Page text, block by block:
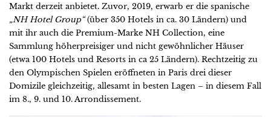
Markt derzeit anbietet. Zuvor, 2019, erwarb er die spanische
„NH Hotel Group“(über 350 Hotels in ca. 30 Ländern) und
mit ihr auch die Premium-Marke NH Collection, eine
Sammlung höherpreisiger und nicht gewöhnlicher Häuser
(etwa 100 Hotels und Resorts in ca 25 Ländern). Rechtzeitig zu
den Olympischen Spielen eröffneten in Paris drei dieser
Domizile gleichzeitig, allesamt in besten Lagen – in diesem Fall
im 8., 9. und 10. Arrondissement.